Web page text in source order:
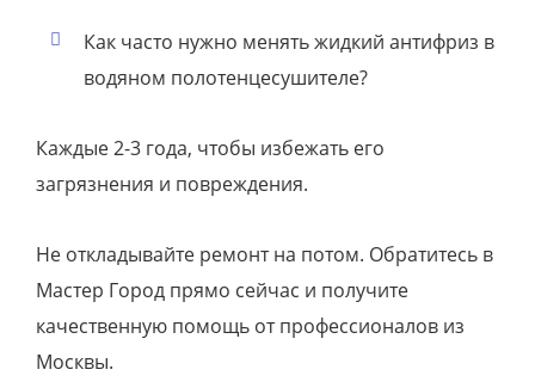
Как часто нужно менять жидкий антифриз в
водяном полотенцесушителе?
Каждые 2-3 года, чтобы избежать его
загрязнения и повреждения.
Не откладывайте ремонт на потом. Обратитесь в
Мастер Город прямо сейчас и получите
качественную помощь от профессионалов из
Москвы.